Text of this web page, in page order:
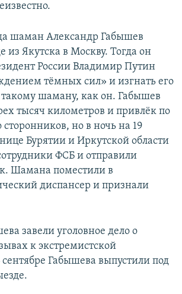
шаман Александр Габышев
из Якутска в Москву. Тогда он
России Владимир Путин
тёмных сил» и изгнать его
такому шаману, как он. Габышев
тысяч километров и привлёк по
но в ночь на 19
Бурятии и Иркутской области
ФСБ и отправили
Шамана поместили в
диспансер и признали
завели уголовное дело о
к экстремистской
сентябре Габышева выпустили под